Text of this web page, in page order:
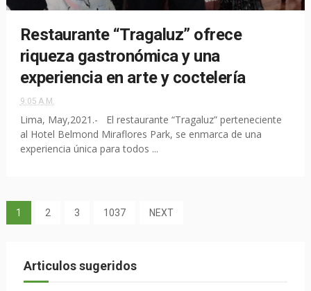
Restaurante “Tragaluz” ofrece
riqueza gastronómica y una
experiencia en arte y coctelería
9:05 A.M.
Lima, May,2021.- El restaurante “Tragaluz” perteneciente
al Hotel Belmond Miraflores Park, se enmarca de una
experiencia única para todos ...
1 2 3 1037 NEXT
Articulos sugeridos